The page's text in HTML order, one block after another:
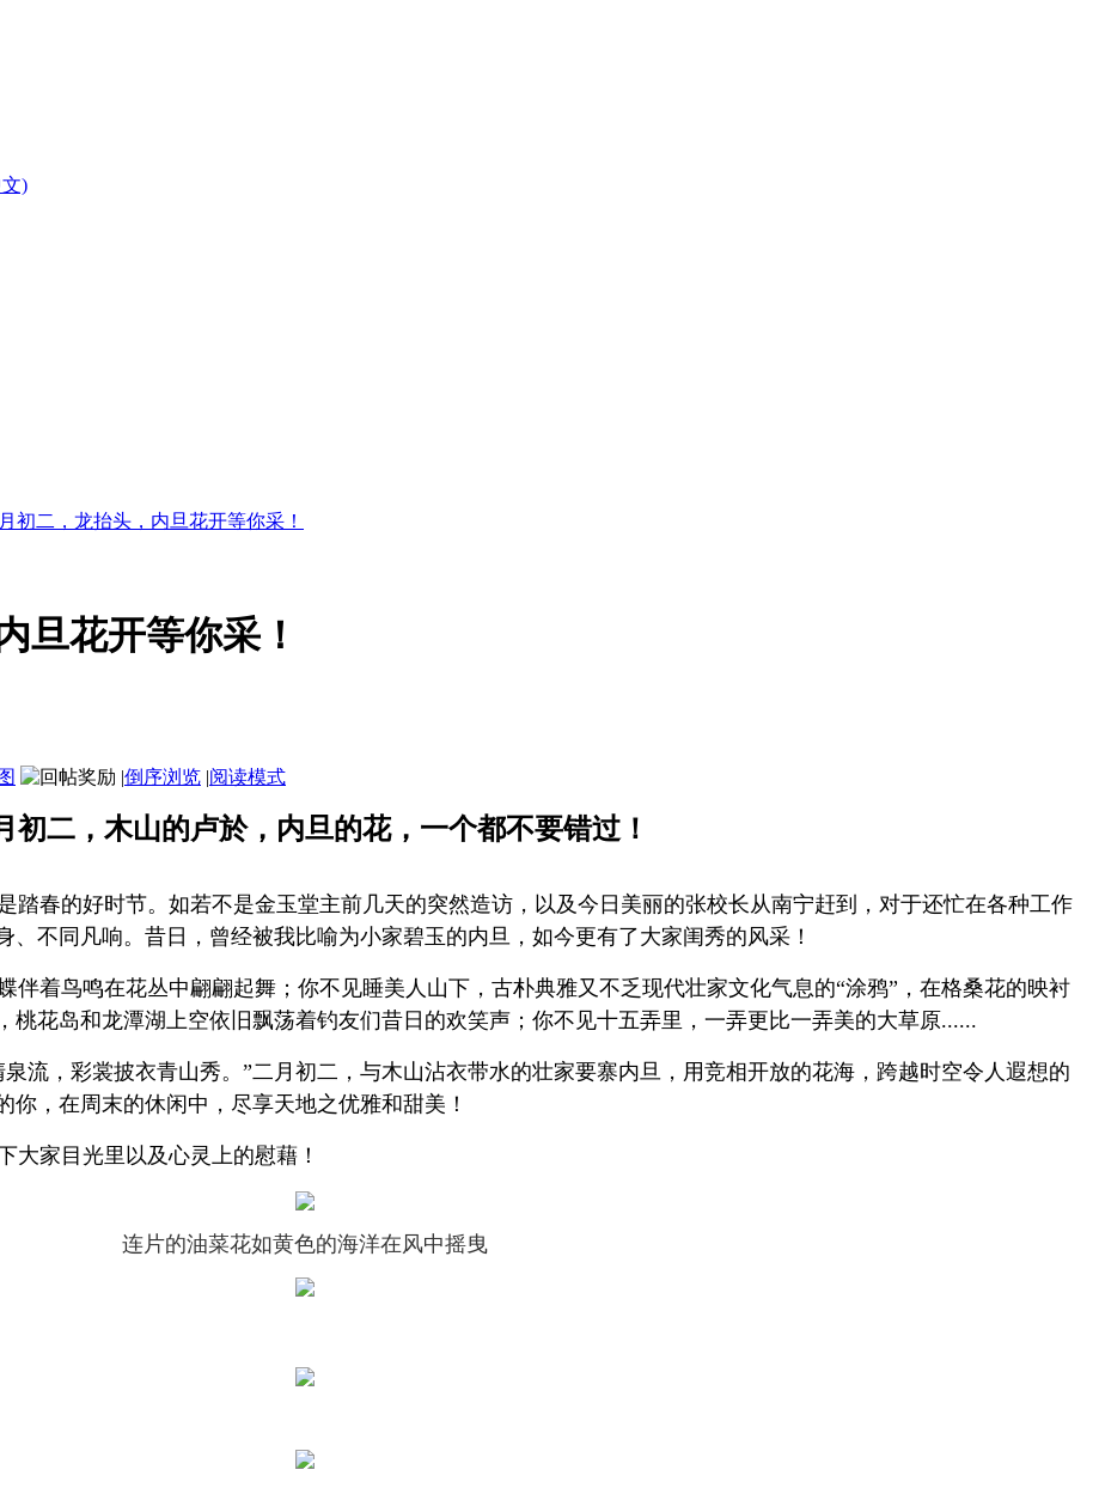
)
初二，龙抬头，内旦花开等你采！
旦花开等你采！
|倒序浏览 |阅读模式
初二，木山的卢於，内旦的花，一个都不要错过！
春的好时节。如若不是金玉堂主前几天的突然造访，以及今日美丽的张校长从南宁赶到，对于还忙在各种工作
不同凡响。昔日，曾经被我比喻为小家碧玉的内旦，如今更有了大家闺秀的风采！
着鸟鸣在花丛中翩翩起舞；你不见睡美人山下，古朴典雅又不乏现代壮家文化气息的“涂鸦”，在格桑花的映衬
花岛和龙潭湖上空依旧飘荡着钓友们昔日的欢笑声；你不见十五弄里，一弄更比一弄美的大草原......
流，彩裳披衣青山秀。”二月初二，与木山沾衣带水的壮家要寨内旦，用竞相开放的花海，跨越时空令人遐想的
，在周末的休闲中，尽享天地之优雅和甜美！
家目光里以及心灵上的慰藉！
连片的油菜花如黄色的海洋在风中摇曳